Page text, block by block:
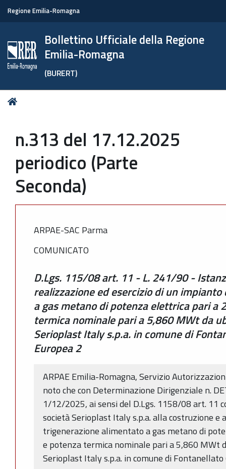
Regione Emilia-Romagna
Bollettino Ufficiale della Regione
Emilia-Romagna
(BURERT)
Tu
n.313 del 17.12.2025
periodico (Parte
Seconda)
ARPAE-SAC Parma
COMUNICATO
D.Lgs. 115/08 art. 11 - L. 241/90 -
realizzazione ed esercizio di un
a gas metano di potenza elettrica pari a
termica nominale pari a 5,860 MWt da
Serioplast Italy s.p.a. in comune di
Europea 2
ARPAE Emilia-Romagna, Servizio
noto che con Determinazione Dirigenziale n.
1/12/2025, ai sensi del D.Lgs. 1158/08 art. 11
società Serioplast Italy s.p.a. alla costruzione e
trigenerazione alimentato a gas metano di
e potenza termica nominale pari a 5,860 MWt
Serioplast Italy s.p.a. in comune di Fontanellato